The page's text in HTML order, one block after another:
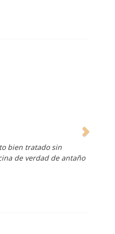
bien tratado sin
de verdad de antaño